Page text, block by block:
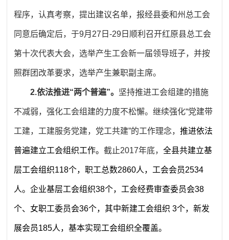
程序，认真考察，提出建议名单，报经县委和州总工会
同意后确定后，于9月27日-29日顺利召开红原县总工会
第十次代表大会，选举产生工会新一届领导班子，并按
照群团改革要求，选举产生兼职副主席。
2.依法推进“两个普遍”。 坚持推进工会组建的措施
不减弱，强化工会组建的力度不松懈。继续强化“党建带
工建，工建服务党建，党工共建”的工作理念，推进依法
普遍建立工会组织工作。截止2017年底，全县共建立基
层工会组织118个，职工总数2860人，工会会员2534
人。企业基层工会组织38个，工会经费审查委员会38
个、女职工委员会36个，其中新建工会组织 3个，新发
展会员185人，基本实现工会组织全覆盖。